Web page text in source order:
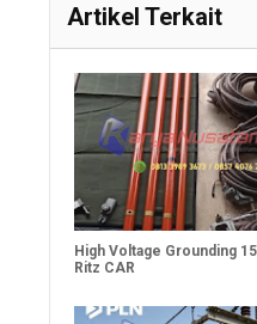
Artikel Terkait
High Voltage Grounding
Ritz CAR